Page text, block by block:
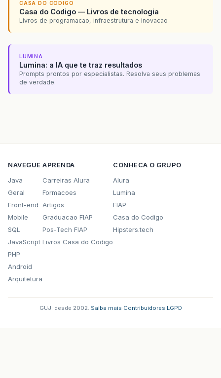
CASA DO CODIGO
Casa do Codigo — Livros de tecnologia
Livros de programacao, infraestrutura e inovacao
LUMINA
Lumina: a IA que te traz resultados
Prompts prontos por especialistas. Resolva seus problemas
de verdade.
NAVEGUE
Java
Geral
Front-end
Mobile
SQL
JavaScript
PHP
Android
Arquitetura
APRENDA
Carreiras Alura
Formacoes
Artigos
Graduacao FIAP
Pos-Tech FIAP
Livros Casa do Codigo
CONHECA O GRUPO
Alura
Lumina
FIAP
Casa do Codigo
Hipsters.tech
GUJ: desde 2002. Saiba mais Contribuidores LGPD